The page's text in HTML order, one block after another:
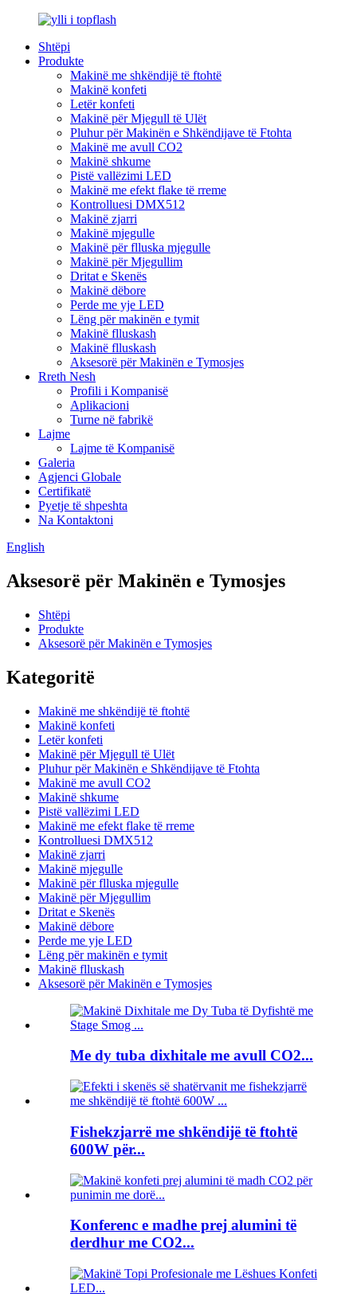
Shtëpi
Produkte
Makinë me shkëndijë të ftohtë
Makinë konfeti
Letër konfeti
Makinë për Mjegull të Ulët
Pluhur për Makinën e Shkëndijave të Ftohta
Makinë me avull CO2
Makinë shkume
Pistë vallëzimi LED
Makinë me efekt flake të rreme
Kontrolluesi DMX512
Makinë zjarri
Makinë mjegulle
Makinë për flluska mjegulle
Makinë për Mjegullim
Dritat e Skenës
Makinë dëbore
Perde me yje LED
Lëng për makinën e tymit
Makinë flluskash
Makinë flluskash
Aksesorë për Makinën e Tymosjes
Rreth Nesh
Profili i Kompanisë
Aplikacioni
Turne në fabrikë
Lajme
Lajme të Kompanisë
Galeria
Agjenci Globale
Certifikatë
Pyetje të shpeshta
Na Kontaktoni
English
Aksesorë për Makinën e Tymosjes
Shtëpi
Produkte
Aksesorë për Makinën e Tymosjes
Kategoritë
Makinë me shkëndijë të ftohtë
Makinë konfeti
Letër konfeti
Makinë për Mjegull të Ulët
Pluhur për Makinën e Shkëndijave të Ftohta
Makinë me avull CO2
Makinë shkume
Pistë vallëzimi LED
Makinë me efekt flake të rreme
Kontrolluesi DMX512
Makinë zjarri
Makinë mjegulle
Makinë për flluska mjegulle
Makinë për Mjegullim
Dritat e Skenës
Makinë dëbore
Perde me yje LED
Lëng për makinën e tymit
Makinë flluskash
Aksesorë për Makinën e Tymosjes
Me dy tuba dixhitale me avull CO2...
Fishekzjarrë me shkëndijë të ftohtë
600W për...
Konferenc e madhe prej alumini të
derdhur me CO2...